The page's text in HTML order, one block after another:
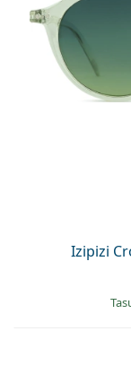
Izipizi